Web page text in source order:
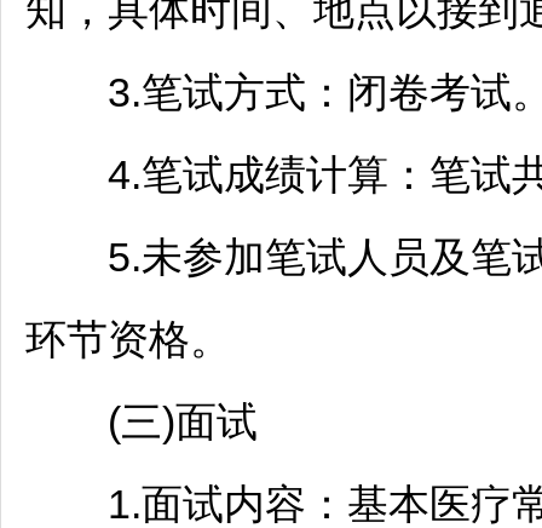
知，具体时间、地点以接到
3.笔试方式：闭卷考试
4.笔试成绩计算：笔试共
5.未参加笔试人员及笔试
环节资格。
(三)面试
1.面试内容：基本医疗常